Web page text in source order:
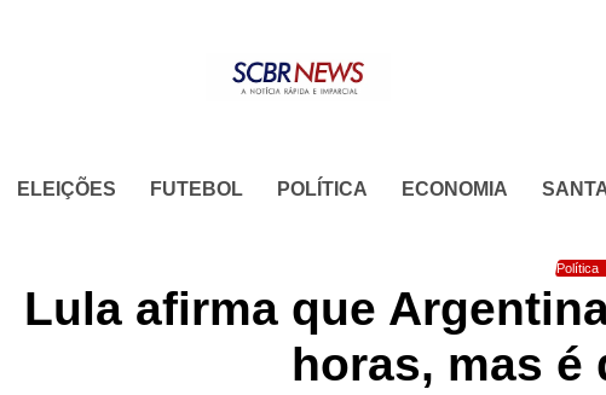
ELEIÇÕES FUTEBOL POLÍTICA ECONOMIA
Política
Lula afirma que
horas, mas é